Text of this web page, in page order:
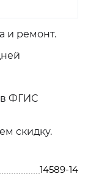
и ремонт.
в ФГИС
скидку.
14589-14